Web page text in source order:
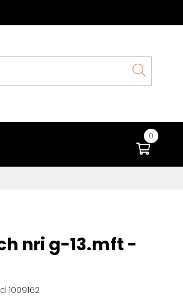
Search
0
nri g-13.mft -
1009162